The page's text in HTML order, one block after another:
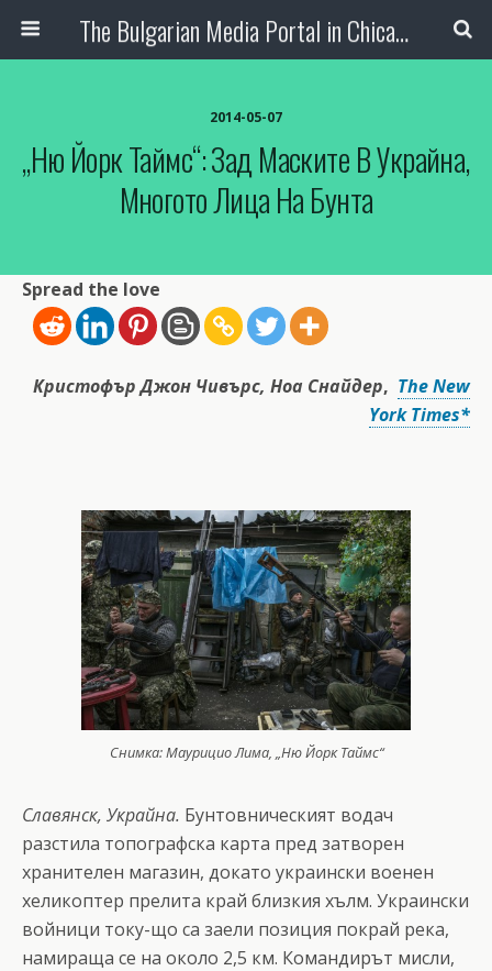
The Bulgarian Media Portal in Chicago
2014-05-07
„Ню Йорк Таймс“: Зад Маските В Украйна,
Многото Лица На Бунта
Spread the love
Кристофър Джон Чивърс, Ноа Снайдер, The New
York Times*
Снимка: Маурицио Лима, „Ню Йорк Таймс“
Славянск, Украйна. Бунтовническият водач
разстила топографска карта пред затворен
хранителен магазин, докато украински военен
хеликоптер прелита край близкия хълм. Украински
войници току-що са заели позиция покрай река,
намираща се на около 2,5 км. Командирът мисли,